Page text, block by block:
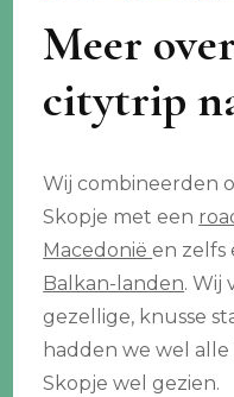
Meer
citytrip
Wij combineerden
Skopje met een
Macedonië en zelfs
Balkan-landen. Wij
gezellige, knusse
hadden we wel
Skopje wel gezien.